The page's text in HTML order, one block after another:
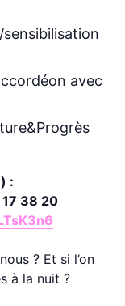
avec
:
38 20
? Et si l’on
à la nuit ?